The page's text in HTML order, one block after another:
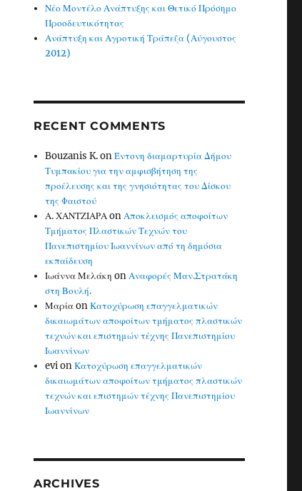
Νέο Μοντέλο Ανάπτυξης και Θετικό Πρόσημο
Προοδευτικότητας
Ανάπτυξη και Αγροτική Τράπεζα (Αύγουστος
2012)
RECENT COMMENTS
Bouzanis K.onΈντονη διαμαρτυρία Δήμου
Τυμπακίου για την αμφισβήτηση της
προέλευσης και της γνησιότητας του Δίσκου
της Φαιστού
Α. ΧΑΝΤΖΙΑΡΑonΑποκλεισμός αποφοίτων
Τμήματος Πλαστικών Τεχνών του
Πανεπιστημίου Ιωαννίνων από τη δημόσια
εκπαίδευση
Ιωάννα Μελάκη onΑναφορές Μαν.Στρατάκη
στη Βουλή.
ΜαρίαonΚατοχύρωση επαγγελματικών
δικαιωμάτων αποφοίτων τμήματος πλαστικών
τεχνών και επιστημών τέχνης Πανεπιστημίου
Ιωαννίνων
evionΚατοχύρωση επαγγελματικών
δικαιωμάτων αποφοίτων τμήματος πλαστικών
τεχνών και επιστημών τέχνης Πανεπιστημίου
Ιωαννίνων
ARCHIVES